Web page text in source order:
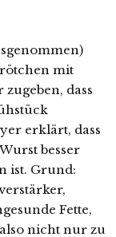
mit
dass
erklärt, dass
besser
ist. Grund:
Fette,
nicht nur zu